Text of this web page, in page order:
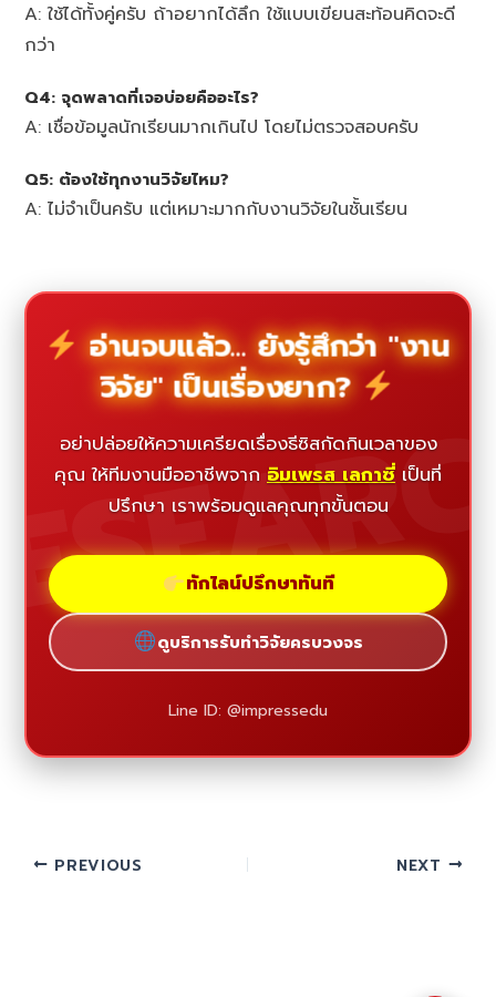
A: ใช้ได้ทั้งคู่ครับ ถ้าอยากได้ลึก ใช้แบบเขียนสะท้อนคิดจะดี
กว่า
Q4: จุดพลาดที่เจอบ่อยคืออะไร?
A: เชื่อข้อมูลนักเรียนมากเกินไป โดยไม่ตรวจสอบครับ
Q5: ต้องใช้ทุกงานวิจัยไหม?
A: ไม่จำเป็นครับ แต่เหมาะมากกับงานวิจัยในชั้นเรียน
อ่านจบแล้ว... ยังรู้สึกว่า "งาน
วิจัย" เป็นเรื่องยาก?
อย่าปล่อยให้ความเครียดเรื่องธีซิสกัดกินเวลาของ
คุณ ให้ทีมงานมืออาชีพจาก อิมเพรส เลกาซี่ เป็นที่
ปรึกษา เราพร้อมดูแลคุณทุกขั้นตอน
ทักไลน์ปรึกษาทันที
ดูบริการรับทำวิจัยครบวงจร
Line ID: @impressedu
PREVIOUS NEXT